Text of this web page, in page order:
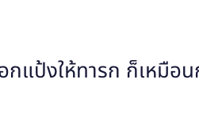
กแป้งให้ทารก ก็เหมือ